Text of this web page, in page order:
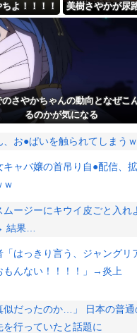
よ！！！！
カー
美樹さやかが尿
ーンが追加され
のさやかちゃんの動向となぜこ
るのかが気になる
、お●ぱいを触られてしまう
キャバ嬢の首吊り自●配信、
ｗ
ムージーにキウイ皮ごと入れ
結果…
「はっきり言う、ジャングリ
もんない！！！！」→炎上
似だったのか…」 日本の普
行っていたと話題に